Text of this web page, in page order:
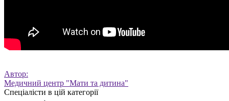
Автор:
Медичний центр "Мати та дитина"
Спеціалісти в цій категорії